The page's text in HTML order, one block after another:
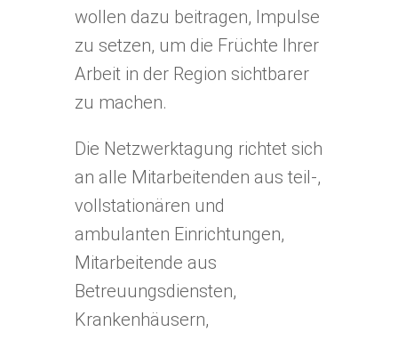
wollen dazu beitragen, Impulse
zu setzen, um die Früchte Ihrer
Arbeit in der Region sichtbarer
zu machen.
Die Netzwerktagung richtet sich
an alle Mitarbeitenden aus teil-,
vollstationären und
ambulanten Einrichtungen,
Mitarbeitende aus
Betreuungsdiensten,
Krankenhäusern,